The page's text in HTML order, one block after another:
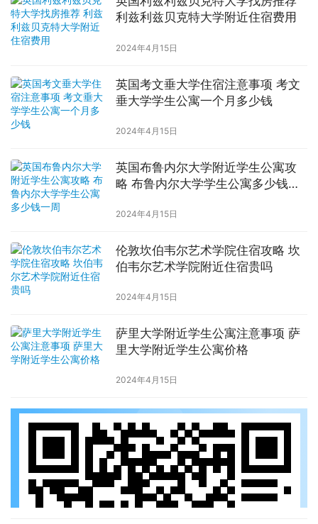
利兹利兹贝克特大学附近住宿费用
2024年4月15日
英国考文垂大学住宿注意事项 考文
垂大学学生公寓一个月多少钱
2024年4月15日
英国布鲁内尔大学附近学生公寓攻
略 布鲁内尔大学学生公寓多少钱一
2024年4月15日
伦敦坎伯韦尔艺术学院住宿攻略 坎
伯韦尔艺术学院附近住宿贵吗
2024年4月15日
萨里大学附近学生公寓注意事项 萨
里大学附近学生公寓价格
2024年4月15日